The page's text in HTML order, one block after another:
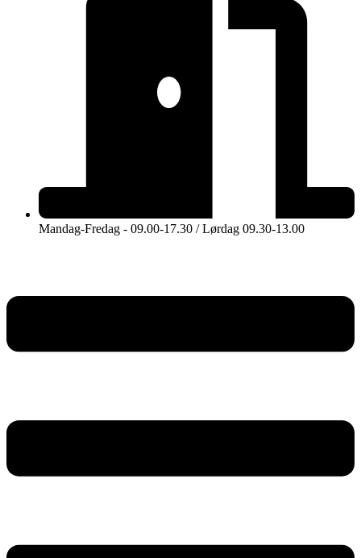
Mandag-Fredag - 09.00-17.30 / Lørdag 09.30-13.00